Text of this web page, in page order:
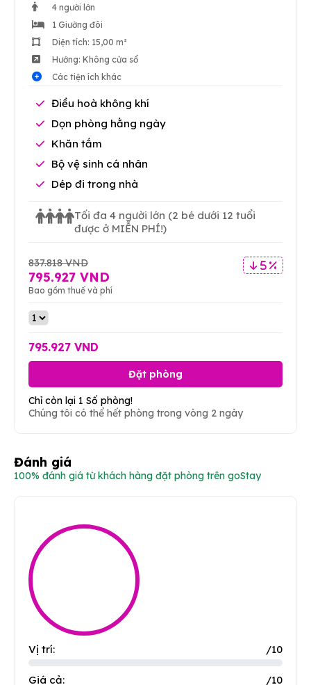
4 người lớn
1 Giường đôi
Diện tích: 15,00 m²
Hướng: Không cửa sổ
Các tiện ích khác
Điều hoà không khí
Dọn phòng hằng ngày
Khăn tắm
Bộ vệ sinh cá nhân
Dép đi trong nhà
Tối đa 4 người lớn (2 bé dưới 12 tuổi
được ở MIỄN PHÍ!)
5 %
837.818 VND
795.927 VND
Bao gồm thuế và phí
795.927 VND
Đặt phòng
Chỉ còn lại 1 Số phòng!
Chúng tôi có thể hết phòng trong vòng 2 ngày
Đánh giá
100% đánh giá từ khách hàng đặt phòng trên goStay
Vị trí: /10
Giá cả: /10